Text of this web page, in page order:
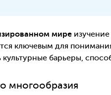
мире изучение
ключевым для
культурные барьеры,
многообразия